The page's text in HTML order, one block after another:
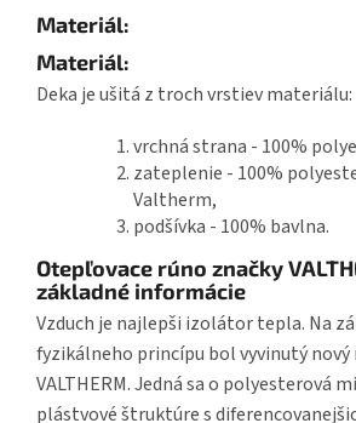
Materiál:
Materiál:
Deka je ušitá z troch vrstiev materiálu:
vrchná strana - 100%
zateplenie - 100%
Valtherm,
podšívka - 100% bavlna.
Otepľovace rúno značky
základné informácie
Vzduch je najlepši izolátor tepla. Na
fyzikálneho princípu bol vyvinutý
VALTHERM. Jedná sa o polyesterová
plástvové štruktúre s